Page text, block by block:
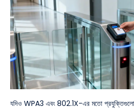
যদিও WPA3 এবং 802.1X-এর মতো প্রযুক্তিগুলো